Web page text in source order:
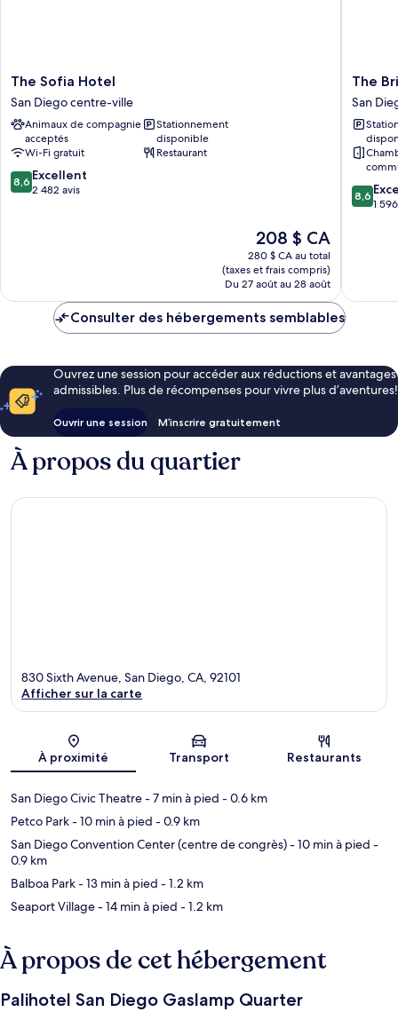
The
Sofia
Hotel
San
Diego
centre-
ville
The Sofia Hotel
San Diego centre-ville
Animaux de compagnie
acceptés
Stationnement
disponible
Wi-Fi gratuit
Restaurant
8.6
sur
8,6 Excellent
2 482 avis
Le
prix
est
de
208 $ CA
208 $ CA
280 $ CA au total
(taxes et frais compris)
Du 27 août au 28 août
The
Bristol
Hotel
San
Diego
San
Diego
centre-
ville
The
San
8.6
sur
8,6
1
Consulter des hébergements semblables
Ouvrez une session pour accéder aux réductions et avantages
admissibles. Plus de récompenses pour vivre plus d’aventures!
Ouvrir une session M’inscrire gratuitement
À propos du quartier
Carte
830 Sixth Avenue, San Diego, CA, 92101
Afficher sur la carte
À proximité Transport Restaurants
San Diego Civic Theatre- 7 min à pied - 0.6 km
Petco Park- 10 min à pied - 0.9 km
San Diego Convention Center (centre de congrès)- 10 min à pied -
0.9 km
Balboa Park- 13 min à pied - 1.2 km
Seaport Village- 14 min à pied - 1.2 km
À propos de cet hébergement
Palihotel San Diego Gaslamp Quarter